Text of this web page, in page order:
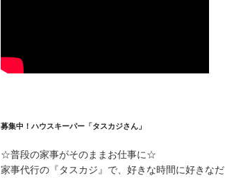
募集中！ハウスキーパー「タスカジさん」
☆普段の家事がそのままお仕事に☆
家事代行の『タスカジ』で、好きな時間に好きなだ